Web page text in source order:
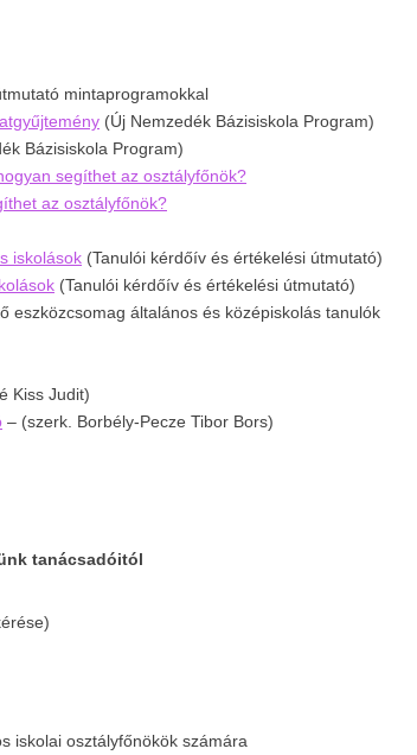
mintaprogramokkal
(Új Nemzedék Bázisiskola Program)
Bázisiskola Program)
segíthet az osztályfőnök?
az osztályfőnök?
iskolások (Tanulói kérdőív és értékelési útmutató)
(Tanulói kérdőív és értékelési útmutató)
eszközcsomag általános és középiskolás tanulók
Kiss Judit)
– (szerk. Borbély-Pecze Tibor Bors)
tanácsadóitól
iskolai osztályfőnökök számára